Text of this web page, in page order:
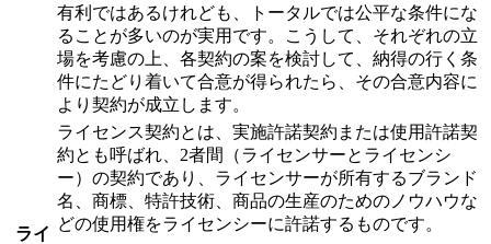
有利ではあるけれども、トータルでは公平な条件にな
ることが多いのが実用です。こうして、それぞれの立
場を考慮の上、各契約の案を検討して、納得の行く条
件にたどり着いて合意が得られたら、その合意内容に
より契約が成立します。
ライ
ライセンス契約とは、実施許諾契約または使用許諾契
約とも呼ばれ、2者間（ライセンサーとライセンシ
ー）の契約であり、ライセンサーが所有するブランド
名、商標、特許技術、商品の生産のためのノウハウな
どの使用権をライセンシーに許諾するものです。